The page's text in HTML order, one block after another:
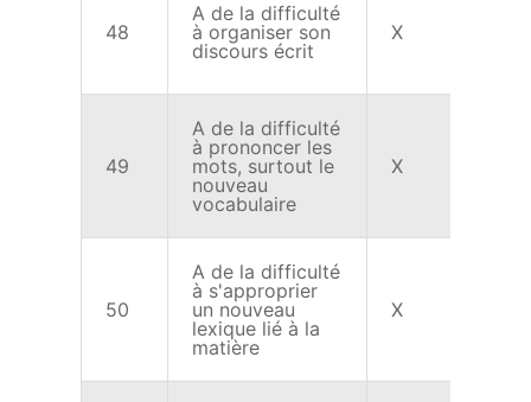
48
A de la difficulté
à organiser son
discours écrit
X
49
A de la difficulté
à prononcer les
mots, surtout le
nouveau
vocabulaire
X
50
A de la difficulté
à s'approprier
un nouveau
lexique lié à la
matière
X